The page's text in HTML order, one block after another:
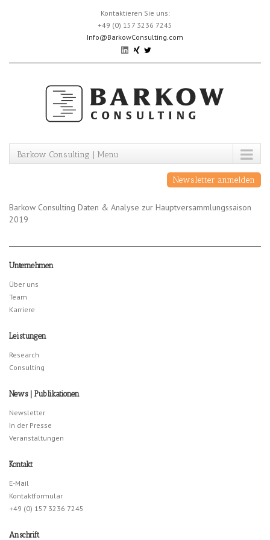
Kontaktieren Sie uns:
+49 (0) 157 3236 7245
Info@BarkowConsulting.com
Barkow Consulting | Menu
Newsletter anmelden
Barkow Consulting Daten & Analyse zur Hauptversammlungssaison
2019
Unternehmen
Über uns
Team
Karriere
Leistungen
Research
Consulting
News | Publikationen
Newsletter
In der Presse
Veranstaltungen
Kontakt
E-Mail
Kontaktformular
+49 (0) 157 3236 7245
Anschrift